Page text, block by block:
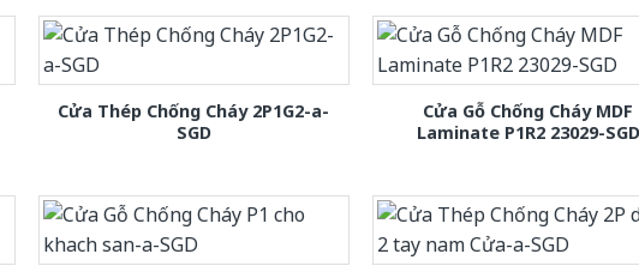
Cửa Thép Chống Cháy 2P1G2-a-
SGD
Cửa Gỗ Chống Cháy MDF
Laminate P1R2 23029-SGD